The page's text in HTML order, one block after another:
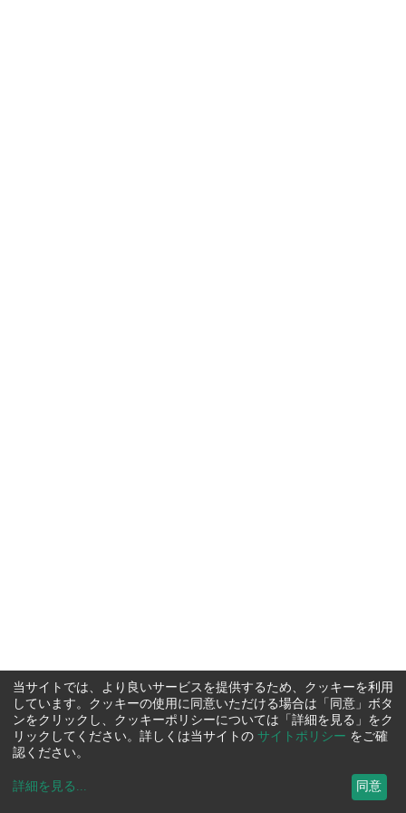
当サイトでは、より良いサービスを提供するため、クッキーを利用
しています。クッキーの使用に同意いただける場合は「同意」ボタ
ンをクリックし、クッキーポリシーについては「詳細を見る」をク
リックしてください。詳しくは当サイトの サイトポリシー をご確
認ください。
詳細を見る ... 同意